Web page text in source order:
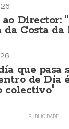
Director:
da Costa da
que pasa
de Día
colectivo"